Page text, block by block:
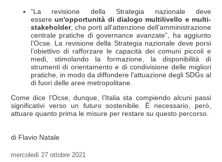
“La revisione della Strategia nazionale deve
essereun'opportunità di dialogo multilivello e multi-
stakeholder, che porti all'attenzione dell'amministrazione
centrale pratiche di governance avanzate”, ha aggiunto
l’Ocse. La revisione della Strategia nazionale deve porsi
l’obiettivo di rafforzare le capacità dei comuni piccoli e
medi, stimolando la formazione, la disponibilità di
strumenti di orientamento e di condivisione delle migliori
pratiche, in modo da diffondere l'attuazione degli SDGs al
di fuori delle aree metropolitane.
Come dice l’Ocse, dunque, l’Italia sta compiendo alcuni passi
significativi verso un futuro sostenibile. È necessario, però,
attuare quanto prima le misure per restare su questo percorso.
di Flavio Natale
mercoledì 27 ottobre 2021